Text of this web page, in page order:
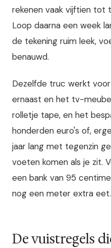
rekenen vaak vijftien tot
Loop daarna een week
de tekening ruim leek,
benauwd.
Dezelfde truc werkt
ernaast en het tv-
rolletje tape, en het
honderden euro's of,
jaar lang met tegenzin
voeten komen als je zit.
een bank van 95
nog een meter extra eet.
De vuistregels